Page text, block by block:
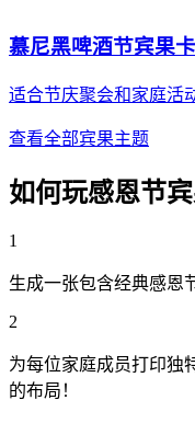
慕尼黑啤酒节宾果卡
适合节庆聚会和家庭活
查看全部宾果主题
如何玩感恩节
1
生成一张包含经典感恩
2
为每位家庭成员打印独
的布局！